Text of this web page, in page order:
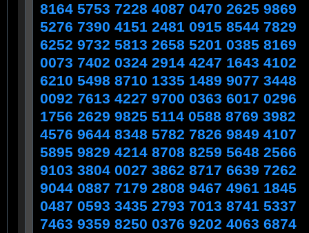
8164 5753 7228 4087 0470 2625 9869
5276 7390 4151 2481 0915 8544 7829
6252 9732 5813 2658 5201 0385 8169
0073 7402 0324 2914 4247 1643 4102
6210 5498 8710 1335 1489 9077 3448
0092 7613 4227 9700 0363 6017 0296
1756 2629 9825 5114 0588 8769 3982
4576 9644 8348 5782 7826 9849 4107
5895 9829 4214 8708 8259 5648 2566
9103 3804 0027 3862 8717 6639 7262
9044 0887 7179 2808 9467 4961 1845
0487 0593 3435 2793 7013 8741 5337
7463 9359 8250 0376 9202 4063 6874